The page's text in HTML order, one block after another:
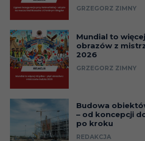
GRZEGORZ ZIMNY
Mundial to
obrazów z
2026
GRZEGORZ ZIMNY
Budowa
– od koncepcji
po kroku
REDAKCJA